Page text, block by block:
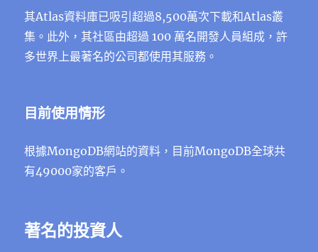
其Atlas資料庫已吸引超過8,500萬次下載和Atlas叢
集。此外，其社區由超過 100 萬名開發人員組成，許
多世界上最著名的公司都使用其服務。
目前使用情形
根據MongoDB網站的資料，目前MongoDB全球共
有49000家的客戶。
著名的投資人